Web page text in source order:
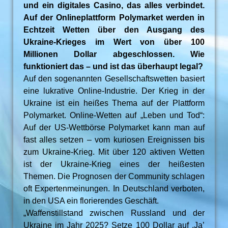
und ein digitales Casino, das alles verbindet.
Auf der Onlineplattform Polymarket werden in
Echtzeit Wetten über den Ausgang des
Ukraine-Krieges im Wert von über 100
Millionen Dollar abgeschlossen. Wie
funktioniert das – und ist das überhaupt legal?
Auf den sogenannten Gesellschaftswetten basiert
eine lukrative Online-Industrie. Der Krieg in der
Ukraine ist ein heißes Thema auf der Plattform
Polymarket. Online-Wetten auf „Leben und Tod“:
Auf der US-Wettbörse Polymarket kann man auf
fast alles setzen – vom kuriosen Ereignissen bis
zum Ukraine-Krieg. Mit über 120 aktiven Wetten
ist der Ukraine-Krieg eines der heißesten
Themen. Die Prognosen der Community schlagen
oft Expertenmeinungen. In Deutschland verboten,
in den USA ein florierendes Geschäft.
„Waffenstillstand zwischen Russland und der
Ukraine im Jahr 2025? Setze 100 Dollar auf ,Ja’